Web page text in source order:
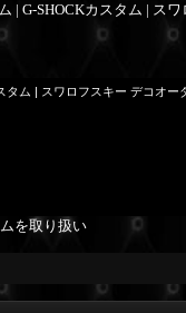
| G-SHOCKカスタム |
ム | スワロフスキー デコオ
を取り扱い